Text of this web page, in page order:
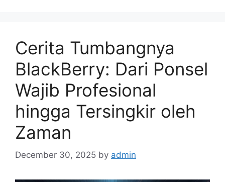
Cerita Tumbangnya
BlackBerry: Dari Ponsel
Wajib Profesional
hingga Tersingkir oleh
Zaman
December 30, 2025 by admin